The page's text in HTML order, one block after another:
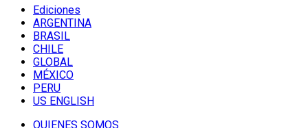
Ediciones
ARGENTINA
BRASIL
CHILE
GLOBAL
MÉXICO
PERU
US ENGLISH
QUIENES SOMOS